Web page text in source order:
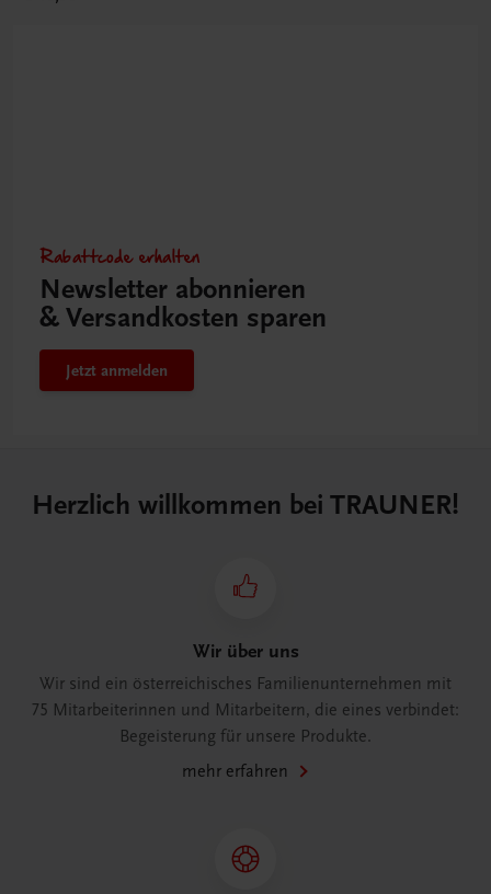
Rabattcode erhalten
Newsletter abonnieren
& Versandkosten sparen
Jetzt anmelden
Herzlich willkommen bei TRAUNER!
Wir über uns
Wir sind ein österreichisches Familienunternehmen mit
75 Mitarbeiterinnen und Mitarbeitern, die eines verbindet:
Begeisterung für unsere Produkte.
mehr erfahren